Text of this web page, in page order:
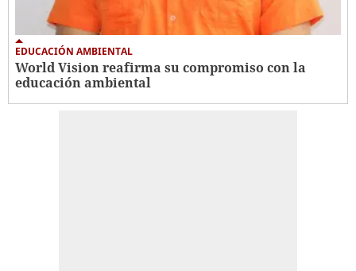
EDUCACIÓN AMBIENTAL
World Vision reafirma su compromiso con la
educación ambiental